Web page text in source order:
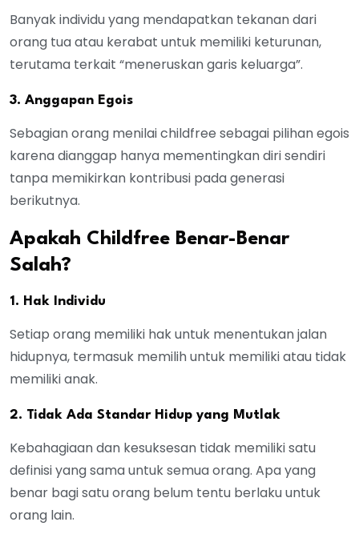
Banyak individu yang mendapatkan tekanan dari
orang tua atau kerabat untuk memiliki keturunan,
terutama terkait “meneruskan garis keluarga”.
3. Anggapan Egois
Sebagian orang menilai childfree sebagai pilihan egois
karena dianggap hanya mementingkan diri sendiri
tanpa memikirkan kontribusi pada generasi
berikutnya.
Apakah Childfree Benar-Benar
Salah?
1. Hak Individu
Setiap orang memiliki hak untuk menentukan jalan
hidupnya, termasuk memilih untuk memiliki atau tidak
memiliki anak.
2. Tidak Ada Standar Hidup yang Mutlak
Kebahagiaan dan kesuksesan tidak memiliki satu
definisi yang sama untuk semua orang. Apa yang
benar bagi satu orang belum tentu berlaku untuk
orang lain.